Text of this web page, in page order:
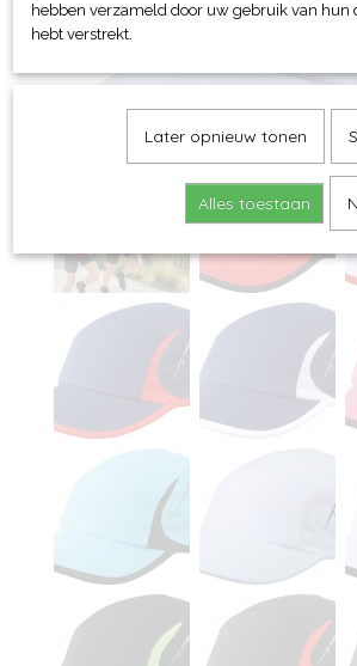
hebben verzameld door uw gebruik van hun
hebt verstrekt.
Later opnieuw tonen
Alles toestaan